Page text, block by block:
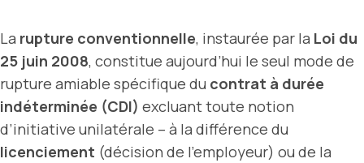
La rupture conventionnelle, instaurée par la Loi du
25 juin 2008, constitue aujourd’hui le seul mode de
rupture amiable spécifique du contrat à durée
indéterminée (CDI) excluant toute notion
d’initiative unilatérale – à la différence du
licenciement (décision de l’employeur) ou de la